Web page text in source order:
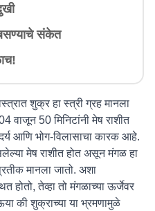
संकेत
शुक्र हा स्त्री ग्रह मानला
वाजून 50 मिनिटांनी मेष राशीत
आणि भोग-विलासाचा कारक आहे.
मेष राशीत होत असून मंगळ हा
मानला जातो. अशा
होतो, तेव्हा तो मंगळाच्या ऊर्जेवर
की शुक्राच्या या भ्रमणामुळे